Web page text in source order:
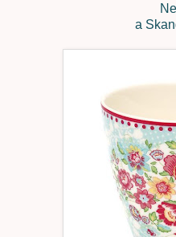
a